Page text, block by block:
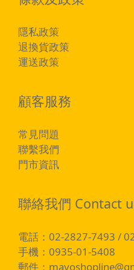
隱私政策
退換貨政策
運送政策
顧客服務
常見問題
聯繫我們
門市資訊
聯絡我們 Contact
電話：02-2827-7493 /
手機：0935-01-5408
郵件：